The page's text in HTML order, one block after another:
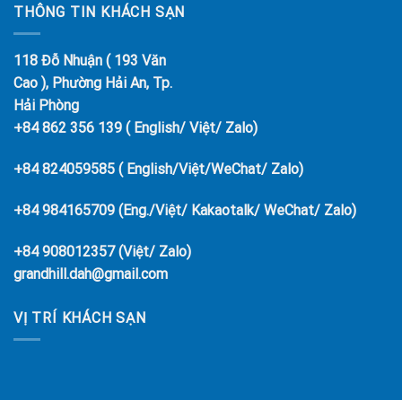
THÔNG TIN KHÁCH SẠN
118 Đỗ Nhuận ( 193 Văn
Cao ), Phường Hải An, Tp.
Hải Phòng
+84 862 356 139 ( English/ Việt/ Zalo)
+84 824059585 ( English/Việt/WeChat/ Zalo)
+84 984165709 (Eng./Việt/ Kakaotalk/ WeChat/ Zalo)
+84 908012357 (Việt/ Zalo)
grandhill.dah@gmail.com
VỊ TRÍ KHÁCH SẠN